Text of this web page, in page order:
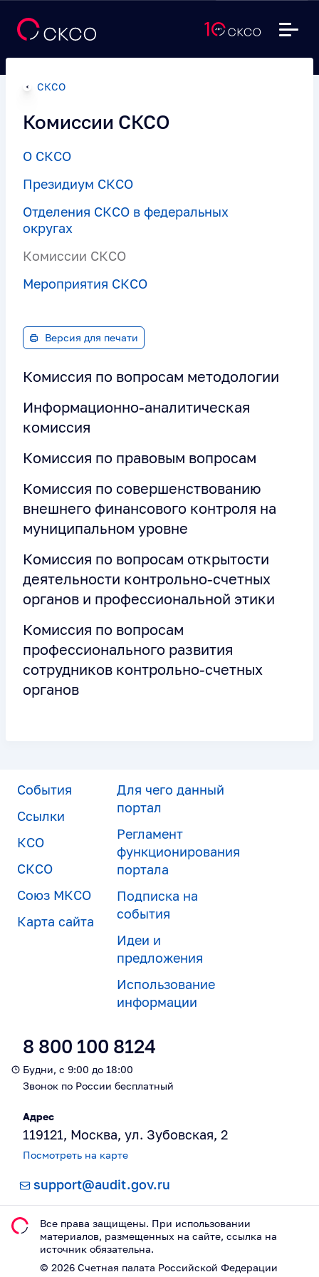
СКСО
Комиссии СКСО
О СКСО
Президиум СКСО
Отделения СКСО в федеральных
округах
Комиссии СКСО
Мероприятия СКСО
Версия для печати
Комиссия по вопросам методологии
Информационно-аналитическая
комиссия
Комиссия по правовым вопросам
Комиссия по совершенствованию
внешнего финансового контроля на
муниципальном уровне
Комиссия по вопросам открытости
деятельности контрольно-счетных
органов и профессиональной этики
Комиссия по вопросам
профессионального развития
сотрудников контрольно-счетных
органов
События
Ссылки
КСО
СКСО
Союз МКСО
Карта сайта
Для чего данный
портал
Регламент
функционирования
портала
Подписка на
события
Идеи и
предложения
Использование
информации
8 800 100 8124
Будни, с 9:00 до 18:00
Звонок по России бесплатный
Адрес
119121, Москва, ул. Зубовская, 2
Посмотреть на карте
support@audit.gov.ru
Все права защищены. При использовании
материалов, размещeнных на сайте, ссылка на
источник обязательна.
© 2026 Счетная палата Российской Федерации